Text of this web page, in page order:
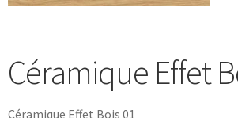
Céramique Effet
Céramique Effet Bois 01